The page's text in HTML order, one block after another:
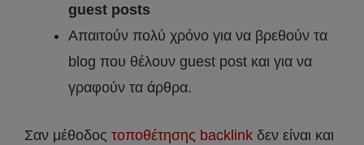
guest posts
Απαιτούν πολύ χρόνο για να βρεθούν τα
blog που θέλουν guest post και για να
γραφούν τα άρθρα.
Σαν μέθοδος τοποθέτησης backlink δεν είναι και